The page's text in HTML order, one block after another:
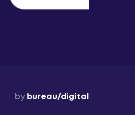
by bureau/digital